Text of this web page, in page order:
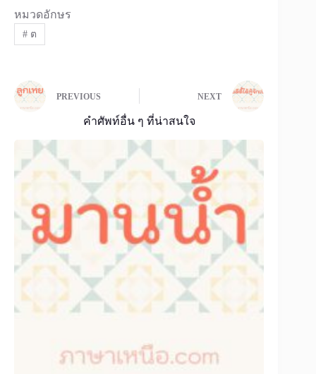
หมวดอักษร
#ต
PREVIOUS NEXT
คำศัพท์อื่น ๆ ที่น่าสนใจ